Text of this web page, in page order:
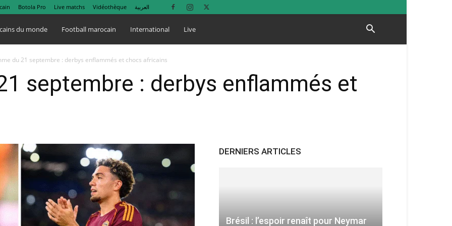
Botola Pro Live matchs Vidéothèque العربية
du monde Football marocain International Live
du 21 septembre : derbys enflammés et chocs africains
septembre : derbys enflammés et
DERNIERS ARTICLES
Brésil : l’espoir renaît pour Neymar